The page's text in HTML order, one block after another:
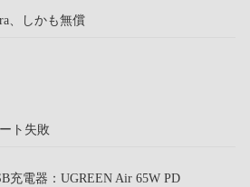
、しかも無償
ト失敗
充電器：UGREEN Air 65W PD